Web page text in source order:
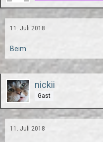
11. Juli 2018
Beim
nickii
Gast
11. Juli 2018